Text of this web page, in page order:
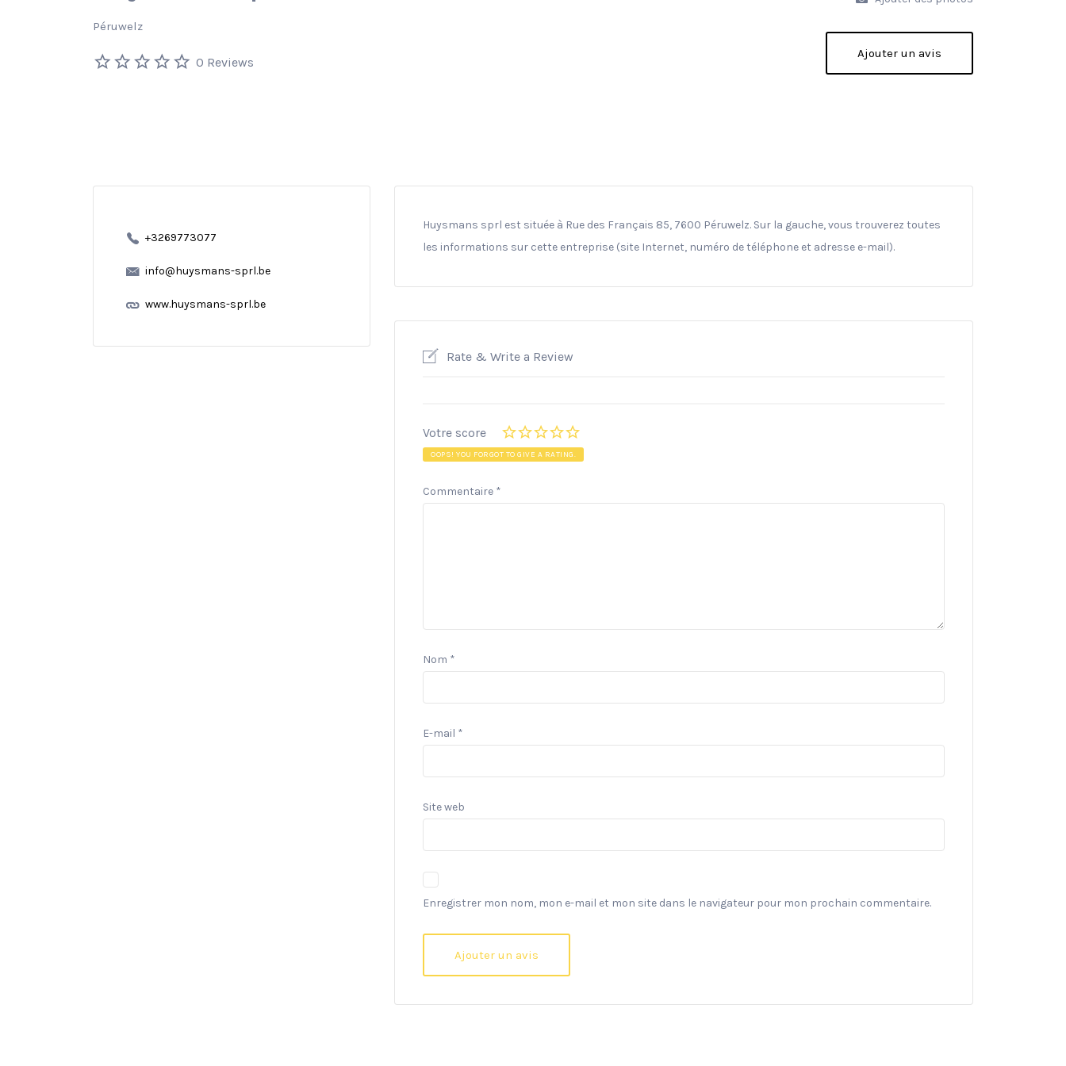
Péruwelz
0 Reviews
Ajouter un avis
+3269773077
info@huysmans-sprl.be
www.huysmans-sprl.be
Huysmans sprl est située à Rue des Français 85, 7600 Péruwelz. Sur la gauche, vous trouverez toutes
les informations sur cette entreprise (site Internet, numéro de téléphone et adresse e-mail).
Rate & Write a Review
Votre score
OOPS! YOU FORGOT TO GIVE A RATING.
Commentaire *
Nom *
E-mail *
Site web
Enregistrer mon nom, mon e-mail et mon site dans le navigateur pour mon prochain commentaire.